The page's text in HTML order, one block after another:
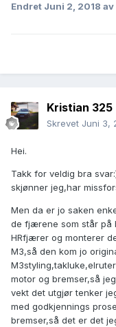
Endret Juni 2, 2018 av
Kristian 325
Skrevet Juni 3,
Hei.
Takk for veldig bra
skjønner jeg,har
Men da er jo saken
de fjærene som står på
HRfjærer og monterer
M3,så den kom jo
motor og bremser,så
vekt det utgjør tenker
med godkjennings
bremser,så det er det